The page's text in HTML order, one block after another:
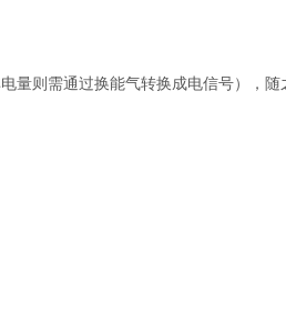
量则需通过换能气转换成电信号），随